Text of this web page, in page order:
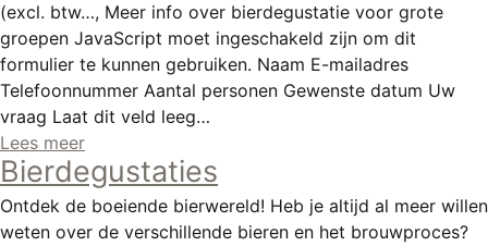
FACEBOOK
LINKS
(excl. btw…, Meer info over bierdegustatie voor grote
groepen JavaScript moet ingeschakeld zijn om dit
formulier te kunnen gebruiken. Naam E-mailadres
Telefoonnummer Aantal personen Gewenste datum Uw
vraag Laat dit veld leeg…
Lees meer
Bierdegustaties
Ontdek de boeiende bierwereld! Heb je altijd al meer willen
weten over de verschillende bieren en het brouwproces?